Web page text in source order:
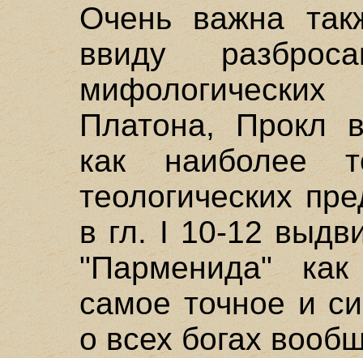
Очень важна
ввиду
Платона, Прокл
как наиболее
теологических
в гл. I 10-12
"Парменида"
самое точное и
о всех богах